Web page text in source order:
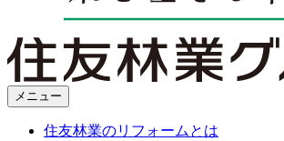
メニュー
住友林業のリフォームとは